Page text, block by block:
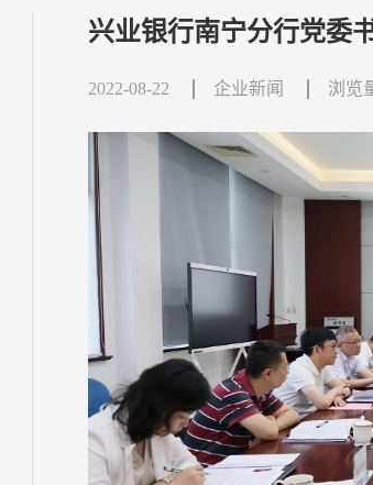
兴业银行南宁分行党委
2022-08-22 企业新闻 浏览